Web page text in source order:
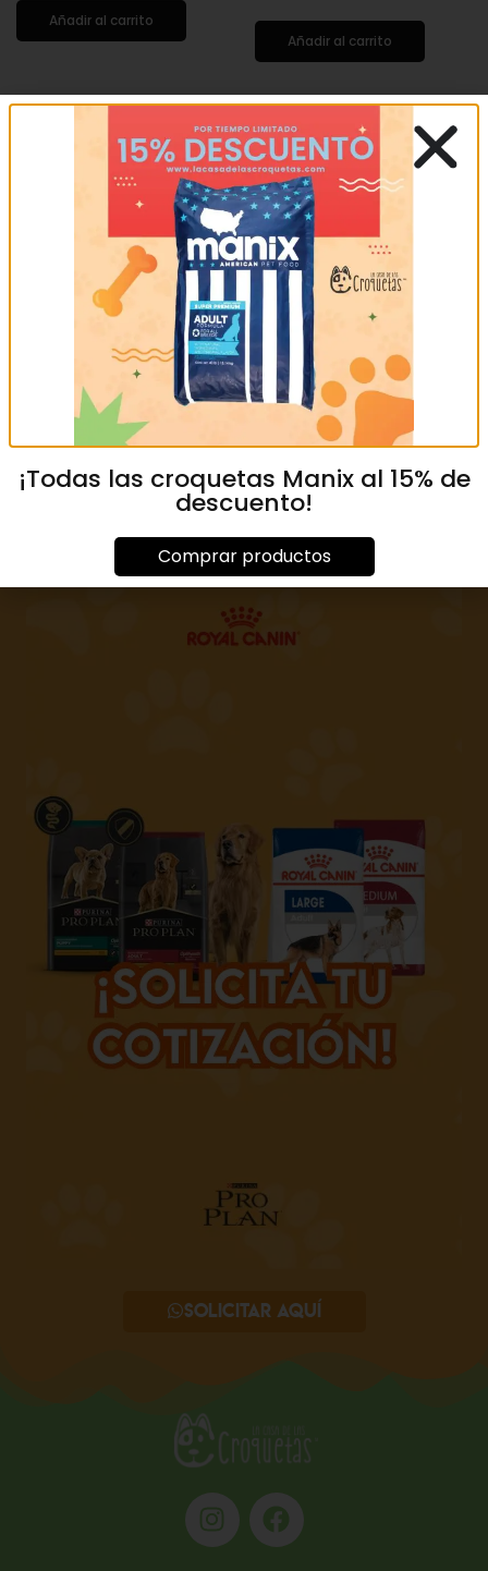
Añadir al carrito
Añadir al carrito
GANADOR ADULTO
PREMIUM 20 KG
MXN1,399.00
DOG CHOW ADULTO RP
MXN1,369.00
Añadir al carrito
Solicitar aquí
¡Todas las croquetas Manix al 15% de
descuento!
Comprar productos